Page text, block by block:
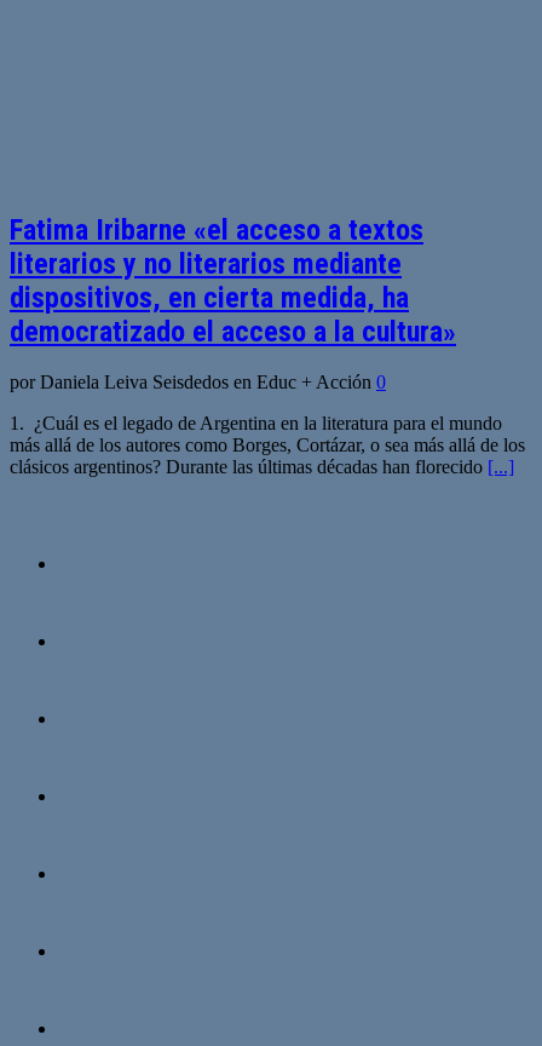
Fatima Iribarne «el acceso a textos
literarios y no literarios mediante
dispositivos, en cierta medida, ha
democratizado el acceso a la cultura»
por Daniela Leiva Seisdedos en Educ + Acción 0
1. ¿Cuál es el legado de Argentina en la literatura para el mundo
más allá de los autores como Borges, Cortázar, o sea más allá de los
clásicos argentinos? Durante las últimas décadas han florecido [...]